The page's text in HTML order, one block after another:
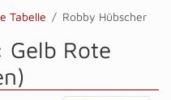
Tabelle Robby Hübscher
Gelb Rote